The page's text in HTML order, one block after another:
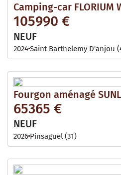
Camping-car FLORIUM
105990 €
NEUF
2024Saint Barthelemy D'anjou
Fourgon aménagé
65365 €
NEUF
2026 Pinsaguel (31)